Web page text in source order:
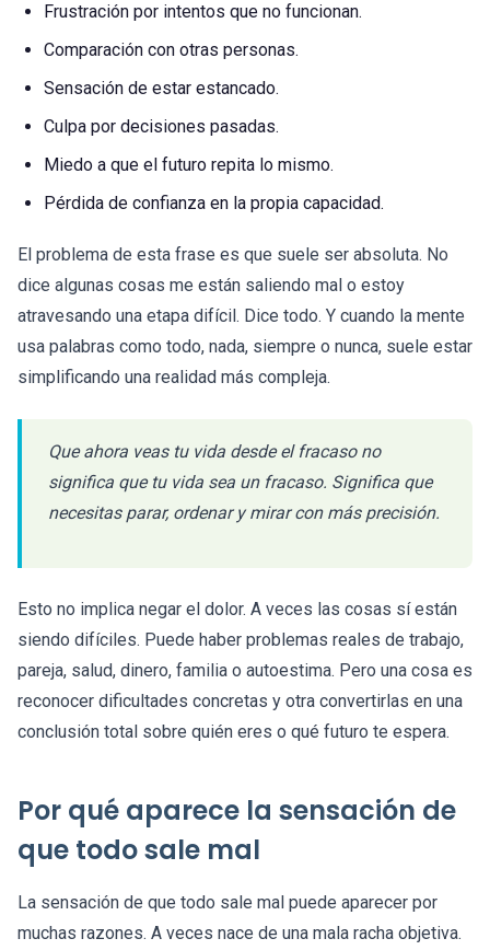
Frustración por intentos que no funcionan.
Comparación con otras personas.
Sensación de estar estancado.
Culpa por decisiones pasadas.
Miedo a que el futuro repita lo mismo.
Pérdida de confianza en la propia capacidad.
El problema de esta frase es que suele ser absoluta. No
dice algunas cosas me están saliendo mal o estoy
atravesando una etapa difícil. Dice todo. Y cuando la mente
usa palabras como todo, nada, siempre o nunca, suele estar
simplificando una realidad más compleja.
Que ahora veas tu vida desde el fracaso no
significa que tu vida sea un fracaso. Significa que
necesitas parar, ordenar y mirar con más precisión.
Esto no implica negar el dolor. A veces las cosas sí están
siendo difíciles. Puede haber problemas reales de trabajo,
pareja, salud, dinero, familia o autoestima. Pero una cosa es
reconocer dificultades concretas y otra convertirlas en una
conclusión total sobre quién eres o qué futuro te espera.
Por qué aparece la sensación de
que todo sale mal
La sensación de que todo sale mal puede aparecer por
muchas razones. A veces nace de una mala racha objetiva.